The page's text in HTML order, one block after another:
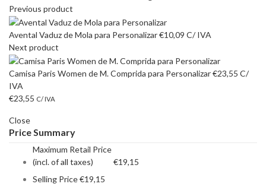
Previous product
Avental Vaduz de Mola para Personalizar€10,09 C/ IVA
Next product
Camisa Paris Women de M. Comprida para Personalizar€23,55 C/
IVA
€23,55 C/ IVA
Close
Price Summary
Maximum Retail Price
(incl. of all taxes)
€19,15
Selling Price€19,15